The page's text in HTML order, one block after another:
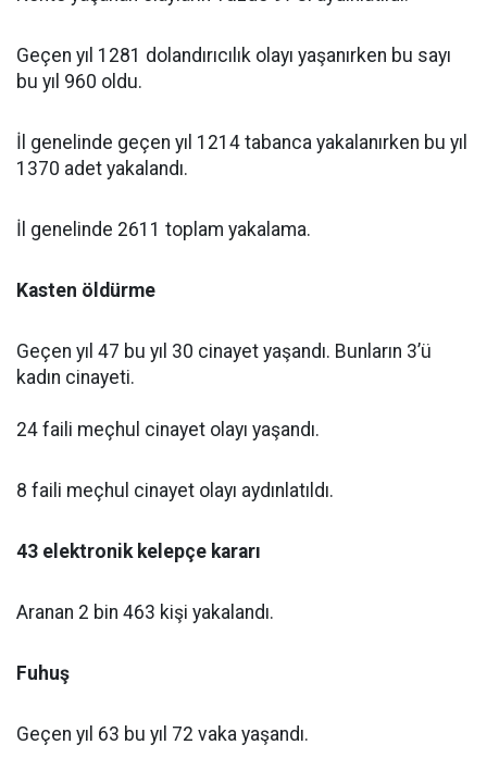
Geçen yıl 1281 dolandırıcılık olayı yaşanırken bu sayı
bu yıl 960 oldu.
İl genelinde geçen yıl 1214 tabanca yakalanırken bu yıl
1370 adet yakalandı.
İl genelinde 2611 toplam yakalama.
Kasten öldürme
Geçen yıl 47 bu yıl 30 cinayet yaşandı. Bunların 3’ü
kadın cinayeti.
24 faili meçhul cinayet olayı yaşandı.
8 faili meçhul cinayet olayı aydınlatıldı.
43 elektronik kelepçe kararı
Aranan 2 bin 463 kişi yakalandı.
Fuhuş
Geçen yıl 63 bu yıl 72 vaka yaşandı.